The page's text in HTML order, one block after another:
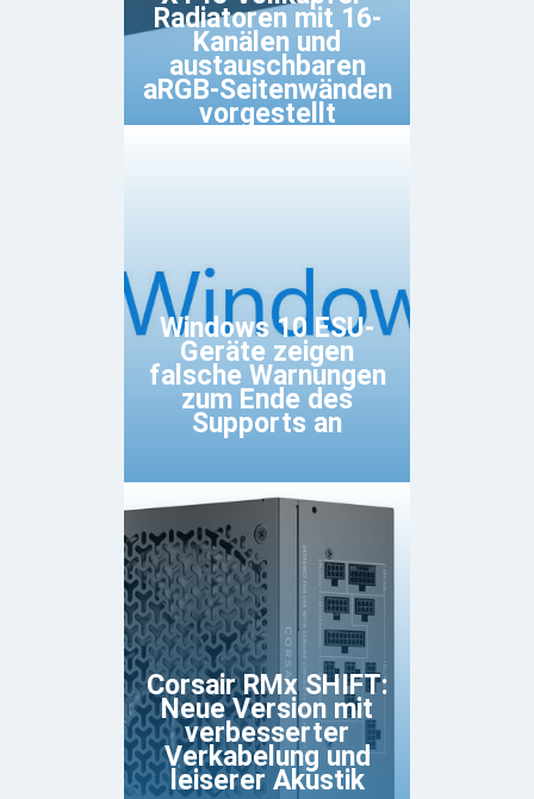
Radiatoren mit 16-
Kanälen und
austauschbaren
aRGB-Seitenwänden
vorgestellt
Windows 10 ESU-
Geräte zeigen
falsche Warnungen
zum Ende des
Supports an
Corsair RMx SHIFT:
Neue Version mit
verbesserter
Verkabelung und
leiserer Akustik